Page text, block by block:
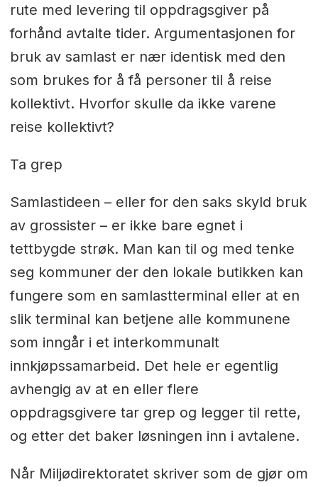
rute med levering til oppdragsgiver på
forhånd avtalte tider. Argumentasjonen for
bruk av samlast er nær identisk med den
som brukes for å få personer til å reise
kollektivt. Hvorfor skulle da ikke varene
reise kollektivt?
Ta grep
Samlastideen – eller for den saks skyld bruk
av grossister – er ikke bare egnet i
tettbygde strøk. Man kan til og med tenke
seg kommuner der den lokale butikken kan
fungere som en samlastterminal eller at en
slik terminal kan betjene alle kommunene
som inngår i et interkommunalt
innkjøpssamarbeid. Det hele er egentlig
avhengig av at en eller flere
oppdragsgivere tar grep og legger til rette,
og etter det baker løsningen inn i avtalene.
Når Miljødirektoratet skriver som de gjør om